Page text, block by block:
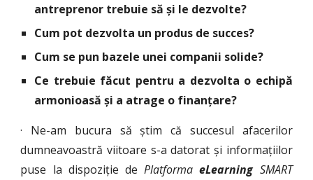
antreprenor trebuie să și le dezvolte?
Cum pot dezvolta un produs de succes?
Cum se pun bazele unei companii solide?
Ce trebuie făcut pentru a dezvolta o echipă
armonioasă și a atrage o finanțare?
· Ne-am bucura să știm că succesul afacerilor
dumneavoastră viitoare s-a datorat și informațiilor
puse la dispoziție dePlatformaeLearning SMART